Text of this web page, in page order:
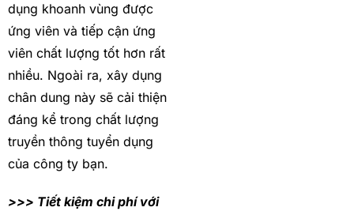
dụng khoanh vùng được
ứng viên và tiếp cận ứng
viên chất lượng tốt hơn rất
nhiều. Ngoài ra, xây dụng
chân dung này sẽ cải thiện
đáng kể trong chất lượng
truyền thông tuyển dụng
của công ty bạn.
>>> Tiết kiệm chi phí với